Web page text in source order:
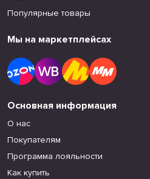
Популярные товары
Мы на маркетплейсах
Основная информация
О нас
Покупателям
Программа лояльности
Как купить